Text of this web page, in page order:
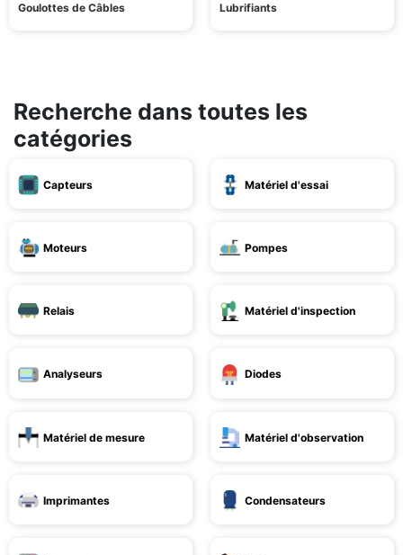
Goulottes de Câbles Lubrifiants
Recherche dans toutes les
catégories
Capteurs Matériel d'essai
Moteurs Pompes
Relais Matériel d'inspection
Analyseurs Diodes
Matériel de mesure Matériel d'observation
Imprimantes Condensateurs